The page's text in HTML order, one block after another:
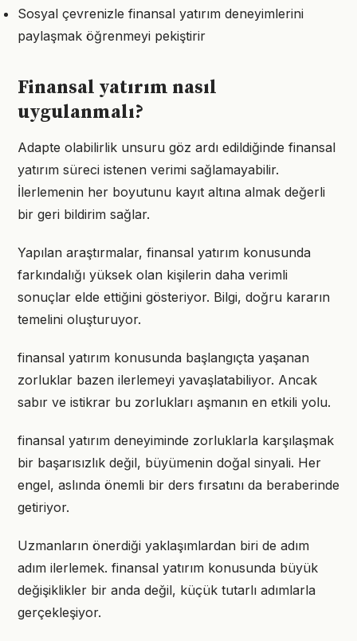
Sosyal çevrenizle finansal yatırım deneyimlerini
paylaşmak öğrenmeyi pekiştirir
Finansal yatırım nasıl
uygulanmalı?
Adapte olabilirlik unsuru göz ardı edildiğinde finansal
yatırım süreci istenen verimi sağlamayabilir.
İlerlemenin her boyutunu kayıt altına almak değerli
bir geri bildirim sağlar.
Yapılan araştırmalar, finansal yatırım konusunda
farkındalığı yüksek olan kişilerin daha verimli
sonuçlar elde ettiğini gösteriyor. Bilgi, doğru kararın
temelini oluşturuyor.
finansal yatırım konusunda başlangıçta yaşanan
zorluklar bazen ilerlemeyi yavaşlatabiliyor. Ancak
sabır ve istikrar bu zorlukları aşmanın en etkili yolu.
finansal yatırım deneyiminde zorluklarla karşılaşmak
bir başarısızlık değil, büyümenin doğal sinyali. Her
engel, aslında önemli bir ders fırsatını da beraberinde
getiriyor.
Uzmanların önerdiği yaklaşımlardan biri de adım
adım ilerlemek. finansal yatırım konusunda büyük
değişiklikler bir anda değil, küçük tutarlı adımlarla
gerçekleşiyor.